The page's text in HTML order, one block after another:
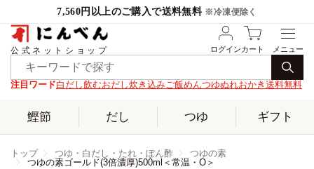
7,560円以上のご購入で送料無料 ※冷凍便除く
公式ネットショップ ログインカート
注目ワード白だし飲むおだし炊き込みご飯めんつゆぬれおかき 送料無料
鰹節 だし つゆ ギフト
トップ つゆ・白だし・たれ・ぽん酢
つゆの素
つゆの素ゴールド(3倍濃厚)500ml＜常温・O＞